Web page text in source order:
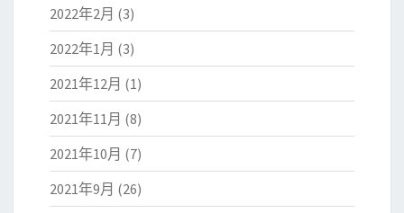
2022年2月 (3)
2022年1月 (3)
2021年12月 (1)
2021年11月 (8)
2021年10月 (7)
2021年9月 (26)